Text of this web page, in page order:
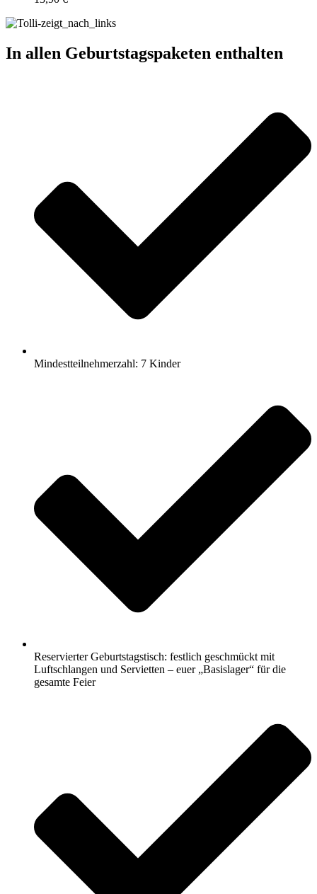
In allen Geburtstagspaketen enthalten
Mindestteilnehmerzahl: 7 Kinder
Reservierter Geburtstagstisch: festlich geschmückt mit
Luftschlangen und Servietten – euer „Basislager“ für die
gesamte Feier